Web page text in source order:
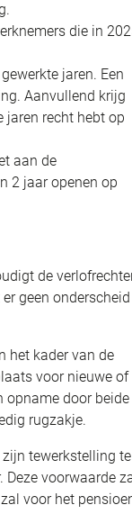
die in
jaren. Een
Aanvullend krijg
jaren recht hebt op
aan de
2 jaar openen op
de
geen onderscheid
het kader van de
voor nieuwe of
opname door beide
rugzakje.
tewerkstelling te
voorwaarde
voor het